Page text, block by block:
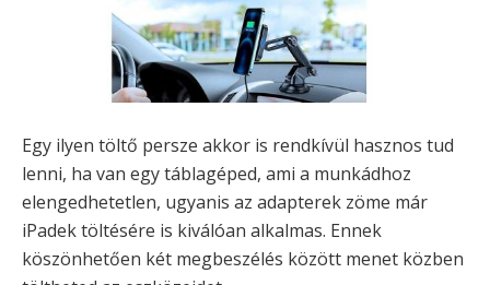
Egy ilyen töltő persze akkor is rendkívül hasznos tud
lenni, ha van egy táblagéped, ami a munkádhoz
elengedhetetlen, ugyanis az adapterek zöme már
iPadek töltésére is kiválóan alkalmas. Ennek
köszönhetően két megbeszélés között menet közben